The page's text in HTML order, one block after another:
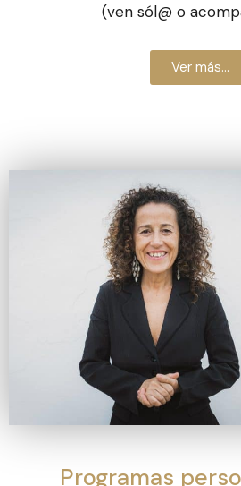
(ven sól@ o
Ver más...
Programas